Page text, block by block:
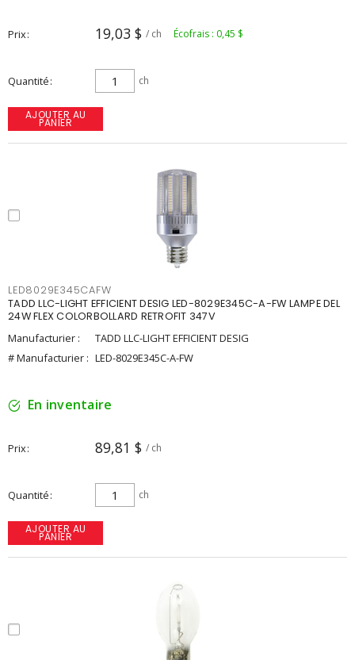
Prix 19,03 $ / ch Écofrais : 0,45 $
Quantité ch
AJOUTER AU
PANIER
LED8029E345CAFW
TADD LLC-LIGHT EFFICIENT DESIG LED-8029E345C-A-FW LAMPE DEL
24W FLEX COLORBOLLARD RETROFIT 347V
Manufacturier :
TADD LLC-LIGHT EFFICIENT DESIG
# Manufacturier : LED-8029E345C-A-FW
En inventaire
Prix 89,81 $ / ch
Quantité ch
AJOUTER AU
PANIER